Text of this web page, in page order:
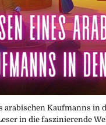
arabischen Kaufmanns in
in die faszinierende